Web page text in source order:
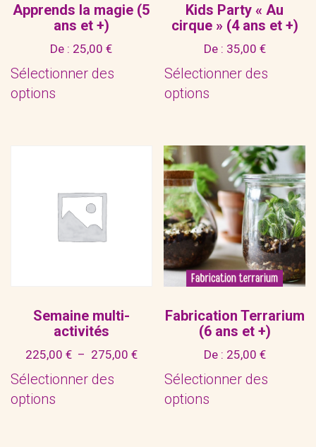
Apprends la magie (5
ans et +)
De : 25,00€
Sélectionner des
options
Kids Party « Au
cirque » (4 ans et +)
De : 35,00 €
Sélectionner des
options
Semaine multi-
activités
225,00 € – 275,00 €Plage
225,00 €
Sélectionner des
options
Fabrication Terrarium
(6 ans et +)
De : 25,00 €
Sélectionner des
options